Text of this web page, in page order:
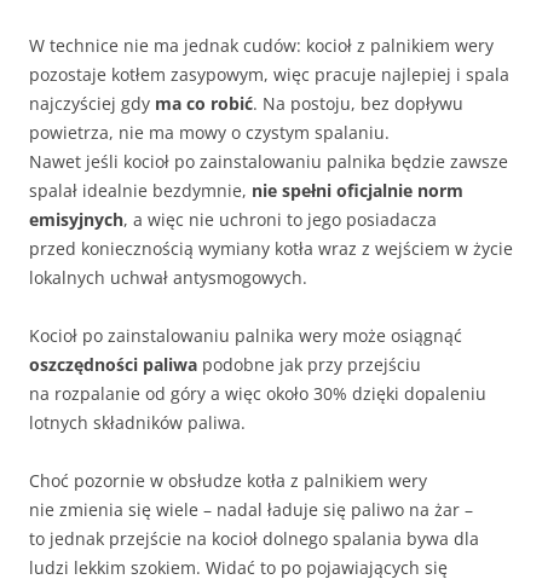
W technice nie ma jednak cudów: kocioł z palnikiem wery
pozostaje kotłem zasypowym, więc pracuje najlepiej i spala
najczyściej gdy ma co robić. Na postoju, bez dopływu
powietrza, nie ma mowy o czystym spalaniu.
Nawet jeśli kocioł po zainstalowaniu palnika będzie zawsze
spalał idealnie bezdymnie, nie spełni oficjalnie norm
emisyjnych, a więc nie uchroni to jego posiadacza
przed koniecznością wymiany kotła wraz z wejściem w życie
lokalnych uchwał antysmogowych.
Kocioł po zainstalowaniu palnika wery może osiągnąć
oszczędności paliwa podobne jak przy przejściu
na rozpalanie od góry a więc około 30% dzięki dopaleniu
lotnych składników paliwa.
Choć pozornie w obsłudze kotła z palnikiem wery
nie zmienia się wiele – nadal ładuje się paliwo na żar –
to jednak przejście na kocioł dolnego spalania bywa dla
ludzi lekkim szokiem. Widać to po pojawiających się